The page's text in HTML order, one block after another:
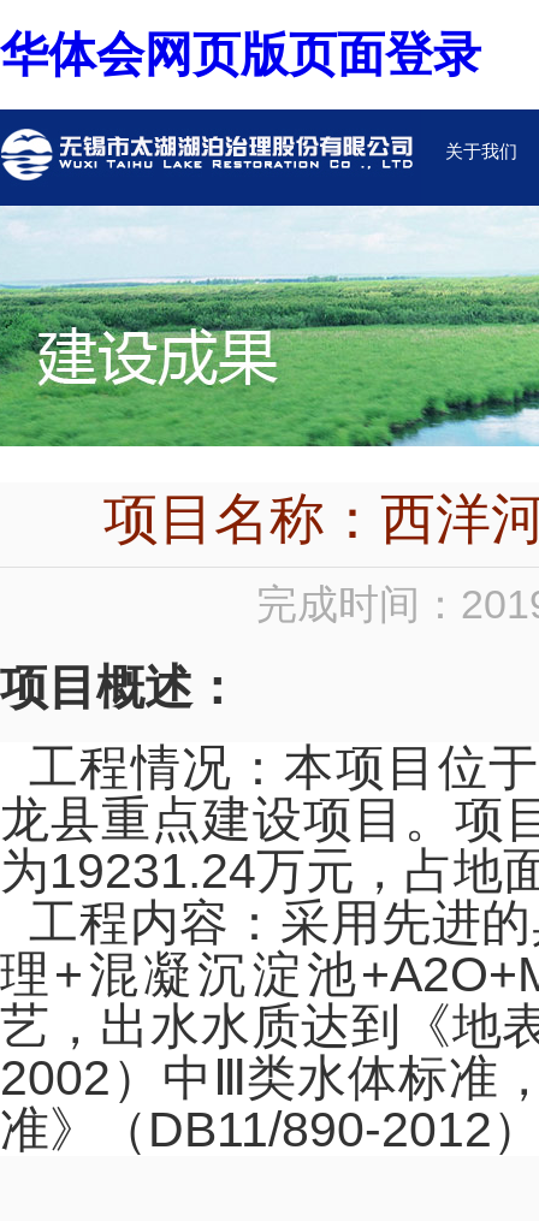
华体会网页版页面登录
关于我们
项目名称：西洋
完成时间：
项目概述：
工程情况：本项目位
龙县重点建设项目。项
为19231.24万元，占地
工程内容：采用先进
理+混凝沉淀池
艺，出水水质达到《地
2002）中Ⅲ类水体标准
准》（DB11/890-2012